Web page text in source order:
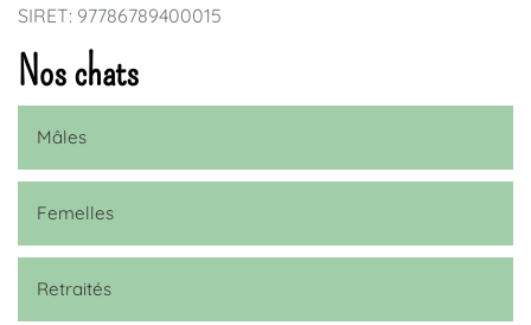
SIRET: 97786789400015
Nos chats
Mâles
Femelles
Retraités